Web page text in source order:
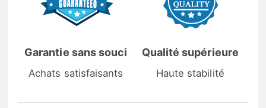
Garantie sans souci
Achats satisfaisants
Qualité supérieure
Haute stabilité